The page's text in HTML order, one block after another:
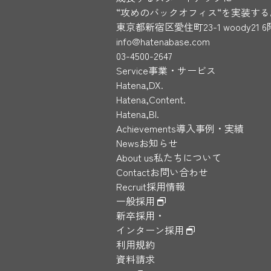
“攻めのバックオフィス“を実装す
東京都新宿区愛住町23-1 woody21 6
info@hatenabase.com
03-4500-2647
Service事業・サービス
Hatena,DX.
Hatena,Content.
Hatena,BI.
Achievements導入事例・実績
Newsお知らせ
About us私たちについて
Contactお問い合わせ
Recruit採用情報
一般採用
新卒採用・
インターン採用
利用規約
資料請求